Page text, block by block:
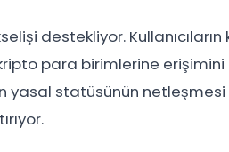
destekliyor.
para birimlerine erişimini
yasal statüsünün netleşmesi